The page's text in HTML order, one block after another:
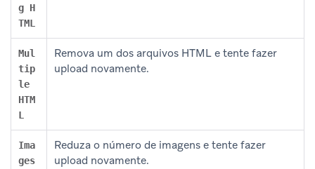
g H
TML
Mul
tip
le
HTM
L
Remova um dos arquivos HTML e tente fazer
upload novamente.
Ima
ges
Reduza o número de imagens e tente fazer
upload novamente.